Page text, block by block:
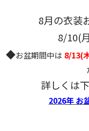
8月の衣装
8/10(
◆お盆期間中は 8/13(
詳しくは
2026年 お